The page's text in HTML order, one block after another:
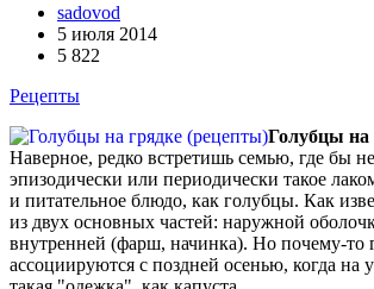
sadovod
5 июля 2014
5 822
Рецепты
Голубцы на
Наверное, редко встретишь семью, где бы
эпизодически или периодически такое
и питательное блюдо, как голубцы. Как
из двух основных частей: наружной
внутренней (фарш, начинка). Но почему-то
ассоциируются с поздней осенью, когда на